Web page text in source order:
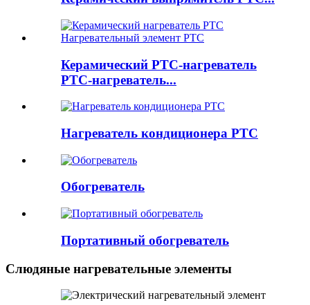
Керамический PTC-нагреватель
PTC-нагреватель...
Нагреватель кондиционера PTC
Обогреватель
Портативный обогреватель
Слюдяные нагревательные элементы